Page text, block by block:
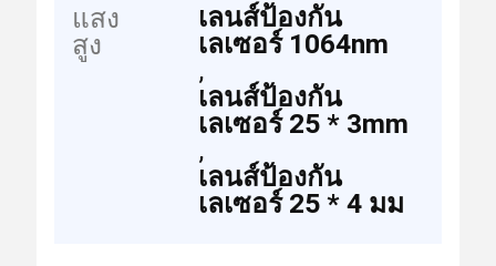
แสง
สูง
เลนส์ป้องกัน
เลเซอร์ 1064nm
,
เลนส์ป้องกัน
เลเซอร์ 25 * 3mm
,
เลนส์ป้องกัน
เลเซอร์ 25 * 4 มม